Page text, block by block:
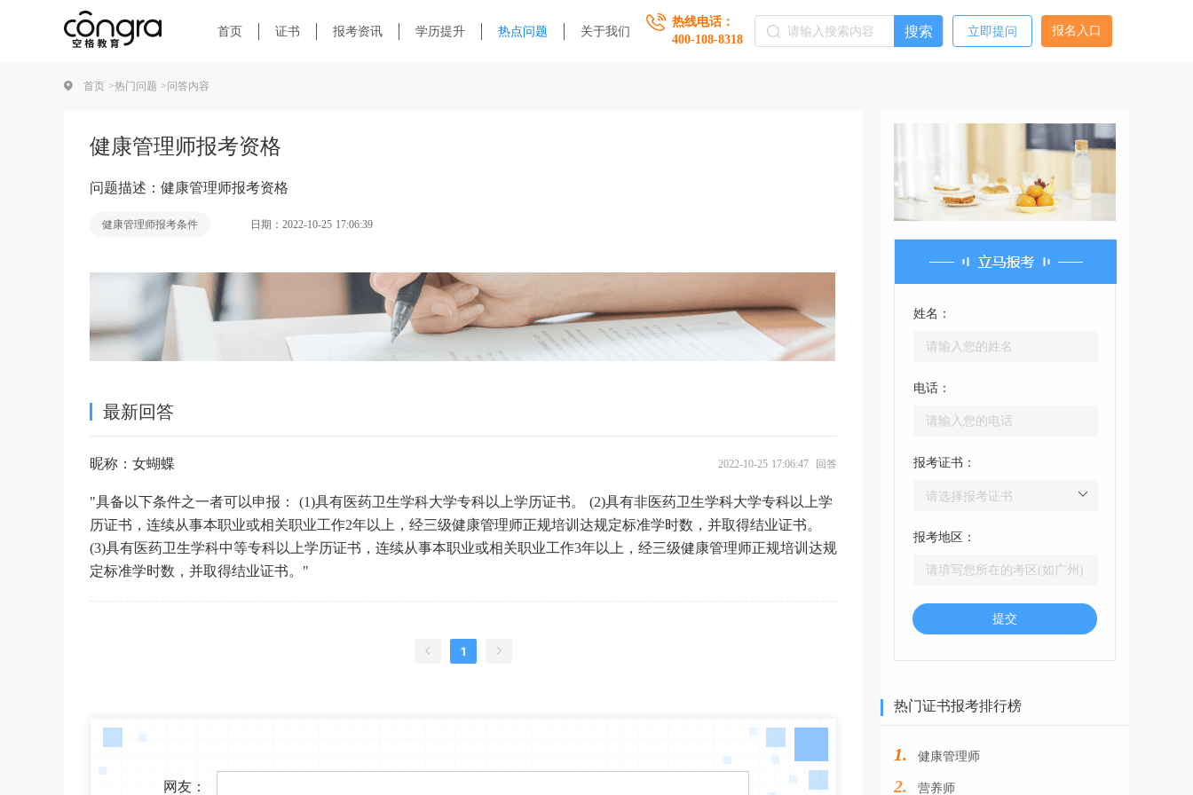
首页 证书 报考资讯 学历提升 热点问题 关于我们
热线电话：
400-108-8318
搜索 立即提问 报名入口
首页 >热门问题 >问答内容
健康管理师报考资格
问题描述：健康管理师报考资格
健康管理师报考条件 日期：2022-10-25 17:06:39
最新回答
昵称：女蝴蝶 2022-10-25 17:06:47 回答
"具备以下条件之一者可以申报： (1)具有医药卫生学科大学专科以上学历证书。 (2)具有非医药卫生学科大学专科以上学
历证书，连续从事本职业或相关职业工作2年以上，经三级健康管理师正规培训达规定标准学时数，并取得结业证书。
(3)具有医药卫生学科中等专科以上学历证书，连续从事本职业或相关职业工作3年以上，经三级健康管理师正规培训达规
定标准学时数，并取得结业证书。"
1
网友：
姓名：
电话：
报考证书：
报考地区：
提交
热门证书报考排行榜
1. 健康管理师
2. 营养师